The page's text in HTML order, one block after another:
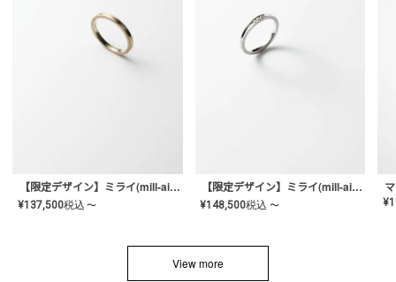
【限定デザイン】ミライ(mill-ai)リング
¥137,500税込 〜
【限定デザイン】ミライ(mill-ai)リング
¥148,500税込 〜 ¥
View more